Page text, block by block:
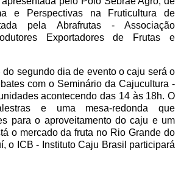
e Perspectivas na Fruticultura de
pela Abrafrutas - Associação
Exportadores de Frutas e
do segundo dia de evento o caju será o
com o Seminário da Cajucultura -
acontecendo das 14 às 18h. O
e uma mesa-redonda que
para o aproveitamento do caju e um
o mercado da fruta no Rio Grande do
o ICB - Instituto Caju Brasil participará